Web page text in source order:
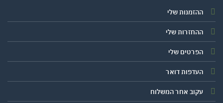
ההזמנות שלי
ההחזרות שלי
הפרטים שלי
העדפות דואר
עקוב אחר המשלוח